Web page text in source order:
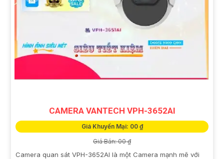
CAMERA VANTECH VPH-3652AI
Giá Khuyến Mại: 00 ₫
Giá Bán: 00 ₫
Camera quan sát VPH-3652AI là một Camera mạnh mẽ với